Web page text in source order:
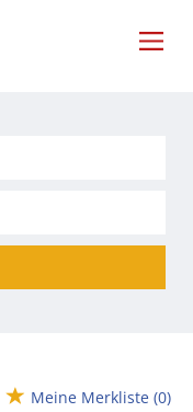
Meine Merkliste (0)